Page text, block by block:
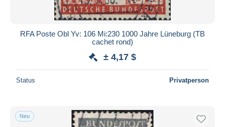
RFA Poste Obl Yv: 106 Mi:230 1000 Jahre Lüneburg (TB
cachet rond)
± 4,17 $
Status Privatperson
Neu